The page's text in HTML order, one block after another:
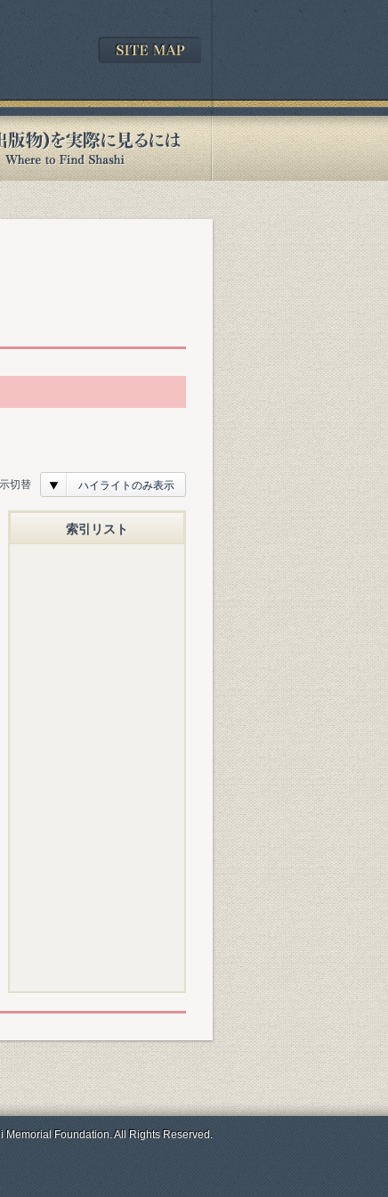
切替 ハイライトのみ表示
索引リスト
Foundation. All Rights Reserved.